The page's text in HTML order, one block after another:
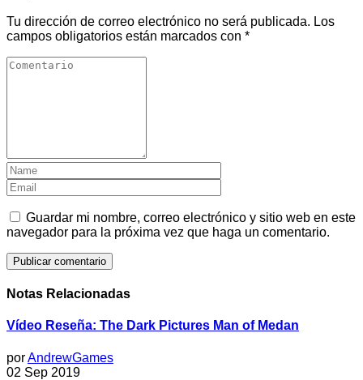
Tu dirección de correo electrónico no será publicada. Los
campos obligatorios están marcados con *
Guardar mi nombre, correo electrónico y sitio web en este
navegador para la próxima vez que haga un comentario.
Notas Relacionadas
Vídeo Reseña: The Dark Pictures Man of Medan
porAndrewGames
02 Sep 2019